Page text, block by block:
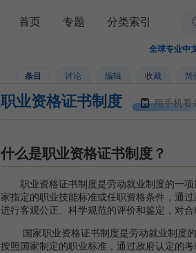
全球专业中
条目 讨论 编辑 收藏 简
职业资格证书制度 用手机看
什么是职业资格证书制度？
职业资格证书制度是劳动就业制度的一项
家指定的职业技能标准或任职资格条件，通
进行客观公正、科学规范的评价和鉴定，对
国家职业资格证书制度是劳动就业制度的
按照国家制定的职业标准，通过政府认定的
首页 专题 分类索引